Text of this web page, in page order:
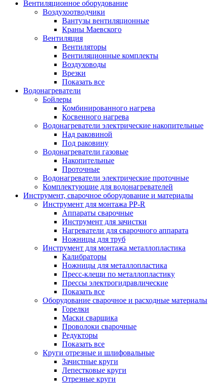
Вентиляционное оборудование
Воздухоотводчики
Вантузы вентиляционные
Краны Маевского
Вентиляция
Вентиляторы
Вентиляционные комплекты
Воздуховоды
Врезки
Показать все
Водонагреватели
Бойлеры
Комбинированного нагрева
Косвенного нагрева
Водонагреватели электрические накопительные
Над раковиной
Под раковину
Водонагреватели газовые
Накопительные
Проточные
Водонагреватели электрические проточные
Комплектующие для водонагревателей
Инструмент, сварочное оборудование и материалы
Инструмент для монтажа PP-R
Аппараты сварочные
Инструмент для зачистки
Нагреватели для сварочного аппарата
Ножницы для труб
Инструмент для монтажа металлопластика
Калибраторы
Ножницы для металлопластика
Пресс-клещи по металлопластику
Прессы электрогидравлические
Показать все
Оборудование сварочное и расходные материалы
Горелки
Маски сварщика
Проволоки сварочные
Редукторы
Показать все
Круги отрезные и шлифовальные
Зачистные круги
Лепестковые круги
Отрезные круги